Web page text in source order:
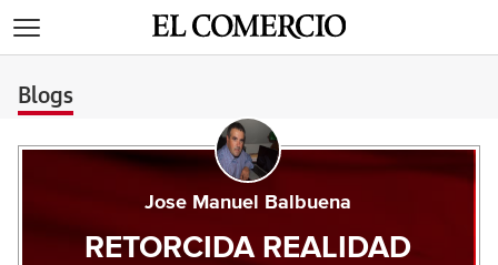
Blogs
Jose Manuel Balbuena
RETORCIDA REALIDAD